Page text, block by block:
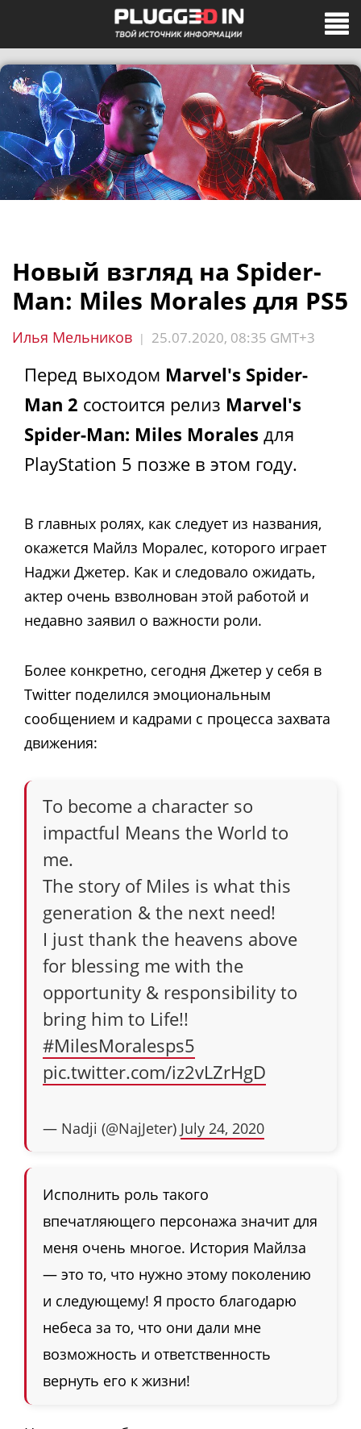
Новый взгляд на Spider-
Man: Miles Morales для PS5
Илья Мельников | 25.07.2020, 08:35 GMT+3
Перед выходом Marvel's Spider-
Man 2 состоится релиз Marvel's
Spider-Man: Miles Morales для
PlayStation 5 позже в этом году.
В главных ролях, как следует из названия,
окажется Майлз Моралес, которого играет
Наджи Джетер. Как и следовало ожидать,
актер очень взволнован этой работой и
недавно заявил о важности роли.
Более конкретно, сегодня Джетер у себя в
Twitter поделился эмоциональным
сообщением и кадрами с процесса захвата
движения:
To become a character so
impactful Means the World to
me.
The story of Miles is what this
generation & the next need!
I just thank the heavens above
for blessing me with the
opportunity & responsibility to
bring him to Life!!
#MilesMoralesps5
pic.twitter.com/iz2vLZrHgD
— Nadji (@NajJeter) July 24, 2020
Исполнить роль такого
впечатляющего персонажа значит для
меня очень многое. История Майлза
— это то, что нужно этому поколению
и следующему! Я просто благодарю
небеса за то, что они дали мне
возможность и ответственность
вернуть его к жизни!